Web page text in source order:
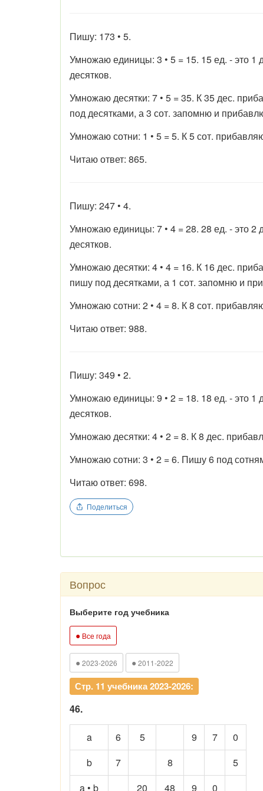
Пишу: 173 • 5.
Умножаю единицы: 3 • 5 = 15. 15 ед. - это
десятков.
Умножаю десятки: 7 • 5 = 35. К 35 дес.
под десятками, а 3 сот. запомню и
Умножаю сотни: 1 • 5 = 5. К 5 сот.
Читаю ответ: 865.
Пишу: 247 • 4.
Умножаю единицы: 7 • 4 = 28. 28 ед. - это
десятков.
Умножаю десятки: 4 • 4 = 16. К 16 дес.
пишу под десятками, а 1 сот. запомню и
Умножаю сотни: 2 • 4 = 8. К 8 сот.
Читаю ответ: 988.
Пишу: 349 • 2.
Умножаю единицы: 9 • 2 = 18. 18 ед. - это
десятков.
Умножаю десятки: 4 • 2 = 8. К 8 дес.
Умножаю сотни: 3 • 2 = 6. Пишу 6 под
Читаю ответ: 698.
Поделиться
Вопрос
Выберите год учебника
● Все года
● 2023-2026 ● 2011-2022
Стр. 11 учебника 2023-2026:
46.
a 6 5 9 7
0
b
7 8
5
a • b
20 48 9 0